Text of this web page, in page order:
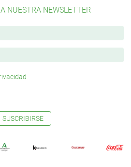
NUESTRA NEWSLETTER
SUSCRIBIRSE